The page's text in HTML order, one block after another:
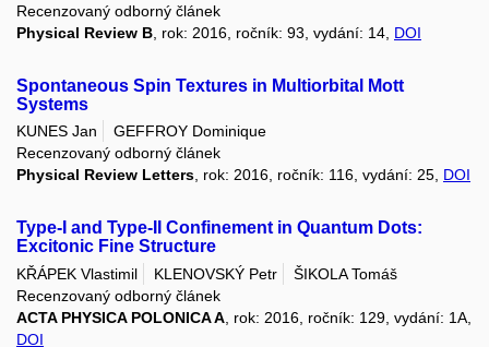
Recenzovaný odborný článek
Physical Review B , rok: 2016, ročník: 93, vydání: 14, DOI
Spontaneous Spin Textures in Multiorbital Mott
Systems
KUNES Jan
GEFFROY Dominique
Recenzovaný odborný článek
Physical Review Letters, rok: 2016, ročník: 116, vydání: 25, DOI
Type-I and Type-II Confinement in Quantum Dots:
Excitonic Fine Structure
KŘÁPEK Vlastimil KLENOVSKÝ Petr
ŠIKOLA Tomáš
Recenzovaný odborný článek
ACTA PHYSICA POLONICA A , rok: 2016, ročník: 129, vydání: 1A,
DOI